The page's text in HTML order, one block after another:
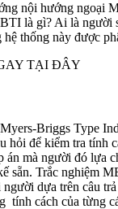
nội hướng ngoại
là gì? Ai là người
thống này được
TẠI ĐÂY
Briggs Type
hỏi để kiểm tra tính
án mà người đó lựa
sẵn. Trắc nghiệm
dựa trên câu
tính cách của từng